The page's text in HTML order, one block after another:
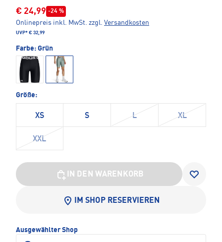
€ 24,99 -24 %
Onlinepreis inkl. MwSt. zzgl. Versandkosten
UVP* € 32,99
Farbe: Grün
Größe:
XS S L XL
XXL
IN DEN WARENKORB
IM SHOP RESERVIEREN
Ausgewählter Shop